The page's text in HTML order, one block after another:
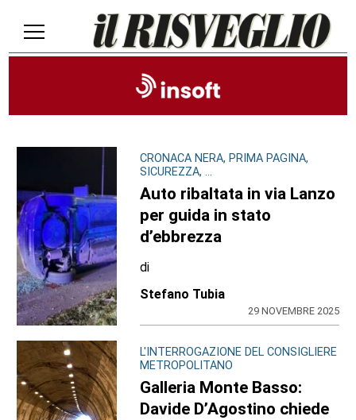
CRONACA NERA, PRIMA PAGINA,
SICUREZZA, ...
Auto ribaltata in via Lanzo
per guida in stato
d’ebbrezza
di
Stefano Tubia
29 NOVEMBRE 2025
L'INTERROGAZIONE DEL CONSIGLIERE
METROPOLITANO
Galleria Monte Basso:
Davide D’Agostino chiede